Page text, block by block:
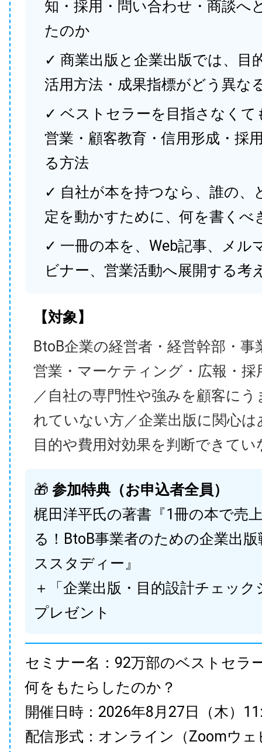
知・採用・問い合わせ・商談へ
たのか
✓ 商業出版と企業出版では、目
活用方法・成果指標がどう異な
✓ ベストセラーを目指さなくて
営業・顧客教育・信用形成・採
る方法
✓ 自社が本を持つなら、誰の、
定を動かすために、何を書くべ
✓ 一冊の本を、Web記事、メル
ビナー、営業活動へ展開する考
【対象】
BtoB企業の経営者・経営幹部・事
営業・マーケティング・広報・採
／自社の専門性や強みを顧客に
れていない方／企業出版に関心
目的や費用対効果を判断できてい
🎁 参加特典（お申込者全員）
梶田洋平氏の著書『1冊の本で売
る！BtoB事業者のための企業出
ススタディー』
＋「企業出版・目的設計チェック
プレゼント
セミナー名：92万部のベストセラ
何をもたらしたのか？
開催日時：2026年8月27日（木）
配信形式：オンライン（Zoomウェ